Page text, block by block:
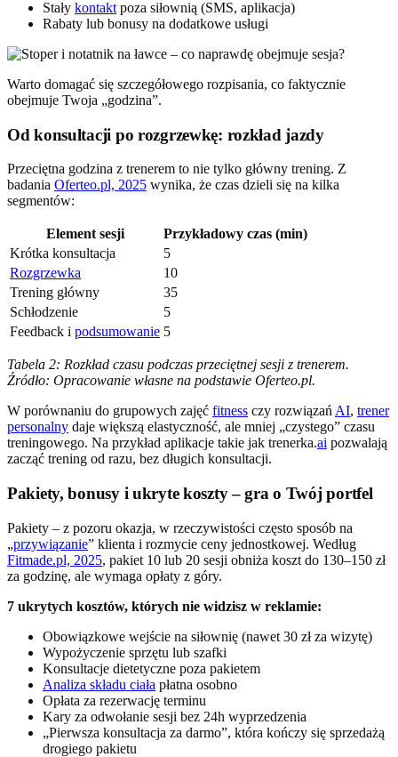
Stały kontakt poza siłownią (SMS, aplikacja)
Rabaty lub bonusy na dodatkowe usługi
Warto domagać się szczegółowego rozpisania, co faktycznie
obejmuje Twoja „godzina”.
Od konsultacji po rozgrzewkę: rozkład jazdy
Przeciętna godzina z trenerem to nie tylko główny trening. Z
badania Oferteo.pl, 2025 wynika, że czas dzieli się na kilka
segmentów:
Element sesji
Przykładowy czas (min)
Krótka konsultacja
5
Rozgrzewka
10
Trening główny
35
Schłodzenie
5
Feedback i podsumowanie 5
Tabela 2: Rozkład czasu podczas przeciętnej sesji z trenerem.
Źródło: Opracowanie własne na podstawie Oferteo.pl.
W porównaniu do grupowych zajęć fitness czy rozwiązań AI, trener
personalny daje większą elastyczność, ale mniej „czystego” czasu
treningowego. Na przykład aplikacje takie jak trenerka.ai pozwalają
zacząć trening od razu, bez długich konsultacji.
Pakiety, bonusy i ukryte koszty – gra o Twój portfel
Pakiety – z pozoru okazja, w rzeczywistości często sposób na
„przywiązanie” klienta i rozmycie ceny jednostkowej. Według
Fitmade.pl, 2025, pakiet 10 lub 20 sesji obniża koszt do 130–150 zł
za godzinę, ale wymaga opłaty z góry.
7 ukrytych kosztów, których nie widzisz w reklamie:
Obowiązkowe wejście na siłownię (nawet 30 zł za wizytę)
Wypożyczenie sprzętu lub szafki
Konsultacje dietetyczne poza pakietem
Analiza składu ciała płatna osobno
Opłata za rezerwację terminu
Kary za odwołanie sesji bez 24h wyprzedzenia
„Pierwsza konsultacja za darmo”, która kończy się sprzedażą
drogiego pakietu